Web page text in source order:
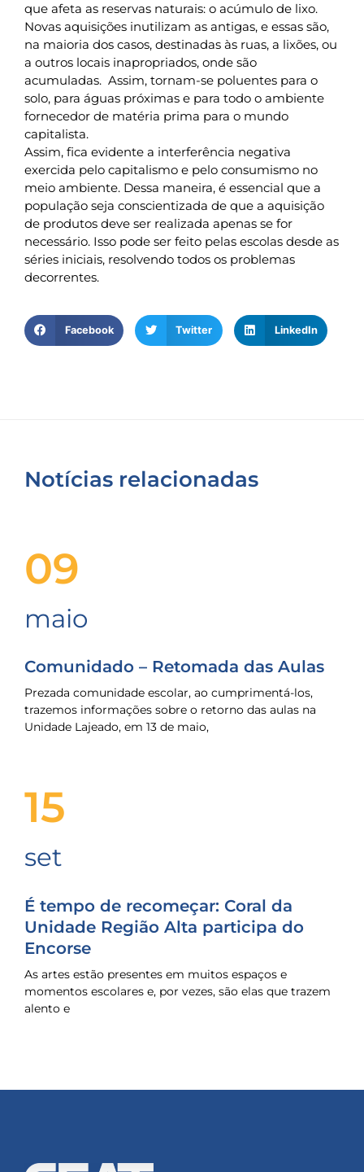
que afeta as reservas naturais: o acúmulo de lixo.
Novas aquisições inutilizam as antigas, e essas são,
na maioria dos casos, destinadas às ruas, a lixões, ou
a outros locais inapropriados, onde são
acumuladas. Assim, tornam-se poluentes para o
solo, para águas próximas e para todo o ambiente
fornecedor de matéria prima para o mundo
capitalista.
Assim, fica evidente a interferência negativa
exercida pelo capitalismo e pelo consumismo no
meio ambiente. Dessa maneira, é essencial que a
população seja conscientizada de que a aquisição
de produtos deve ser realizada apenas se for
necessário. Isso pode ser feito pelas escolas desde as
séries iniciais, resolvendo todos os problemas
decorrentes.
Facebook Twitter LinkedIn
Notícias relacionadas
09
maio
Comunidado – Retomada das Aulas
Prezada comunidade escolar, ao cumprimentá-los,
trazemos informações sobre o retorno das aulas na
Unidade Lajeado, em 13 de maio,
15
set
É tempo de recomeçar: Coral da
Unidade Região Alta participa do
Encorse
As artes estão presentes em muitos espaços e
momentos escolares e, por vezes, são elas que trazem
alento e